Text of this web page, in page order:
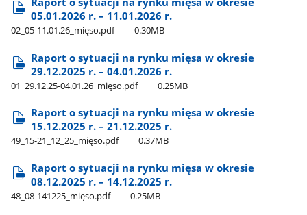
05.01.2026 r. – 11.01.2026 r.
02​_05-11.01.26​_mięso.pdf 0.30MB
Raport o sytuacji na rynku mięsa w okresie
29.12.2025 r. – 04.01.2026 r.
01​_29.12.25-04.01.26​_mięso.pdf 0.25MB
Raport o sytuacji na rynku mięsa w okresie
15.12.2025 r. – 21.12.2025 r.
49​_15-21​_12​_25​_mięso.pdf 0.37MB
Raport o sytuacji na rynku mięsa w okresie
08.12.2025 r. – 14.12.2025 r.
48​_08-141225​_mięso.pdf 0.25MB